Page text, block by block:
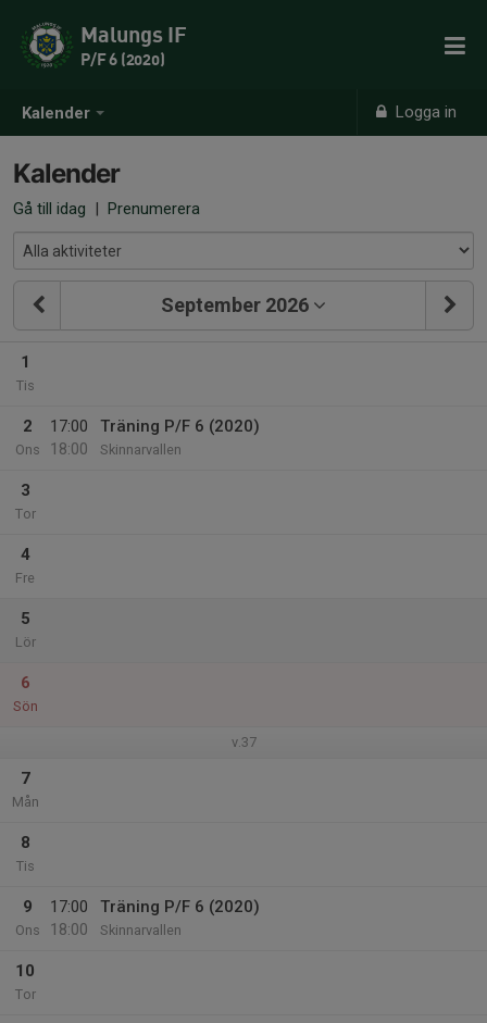
Kalender Logga in
Malungs IF
P/F 6 (2020)
Kalender
Gå till idag | Prenumerera
September 2026
1
Tis
2
Ons
17:00
18:00
Träning P/F 6 (2020)
Skinnarvallen
3
Tor
4
Fre
5
Lör
6
Sön
v.37
7
Mån
8
Tis
9
Ons
17:00
18:00
Träning P/F 6 (2020)
Skinnarvallen
10
Tor